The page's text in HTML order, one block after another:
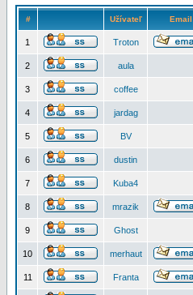
# Užívateľ Email
1 Troton
2 aula
3 coffee
4 jardag
5 BV
6 dustin
7 Kuba4
8 mrazik
9 Ghost
10 merhaut
11 Franta